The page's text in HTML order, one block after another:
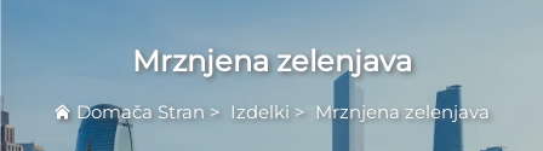
Mrznjena zelenjava
Domača Stran > Izdelki > Mrznjena zelenjava